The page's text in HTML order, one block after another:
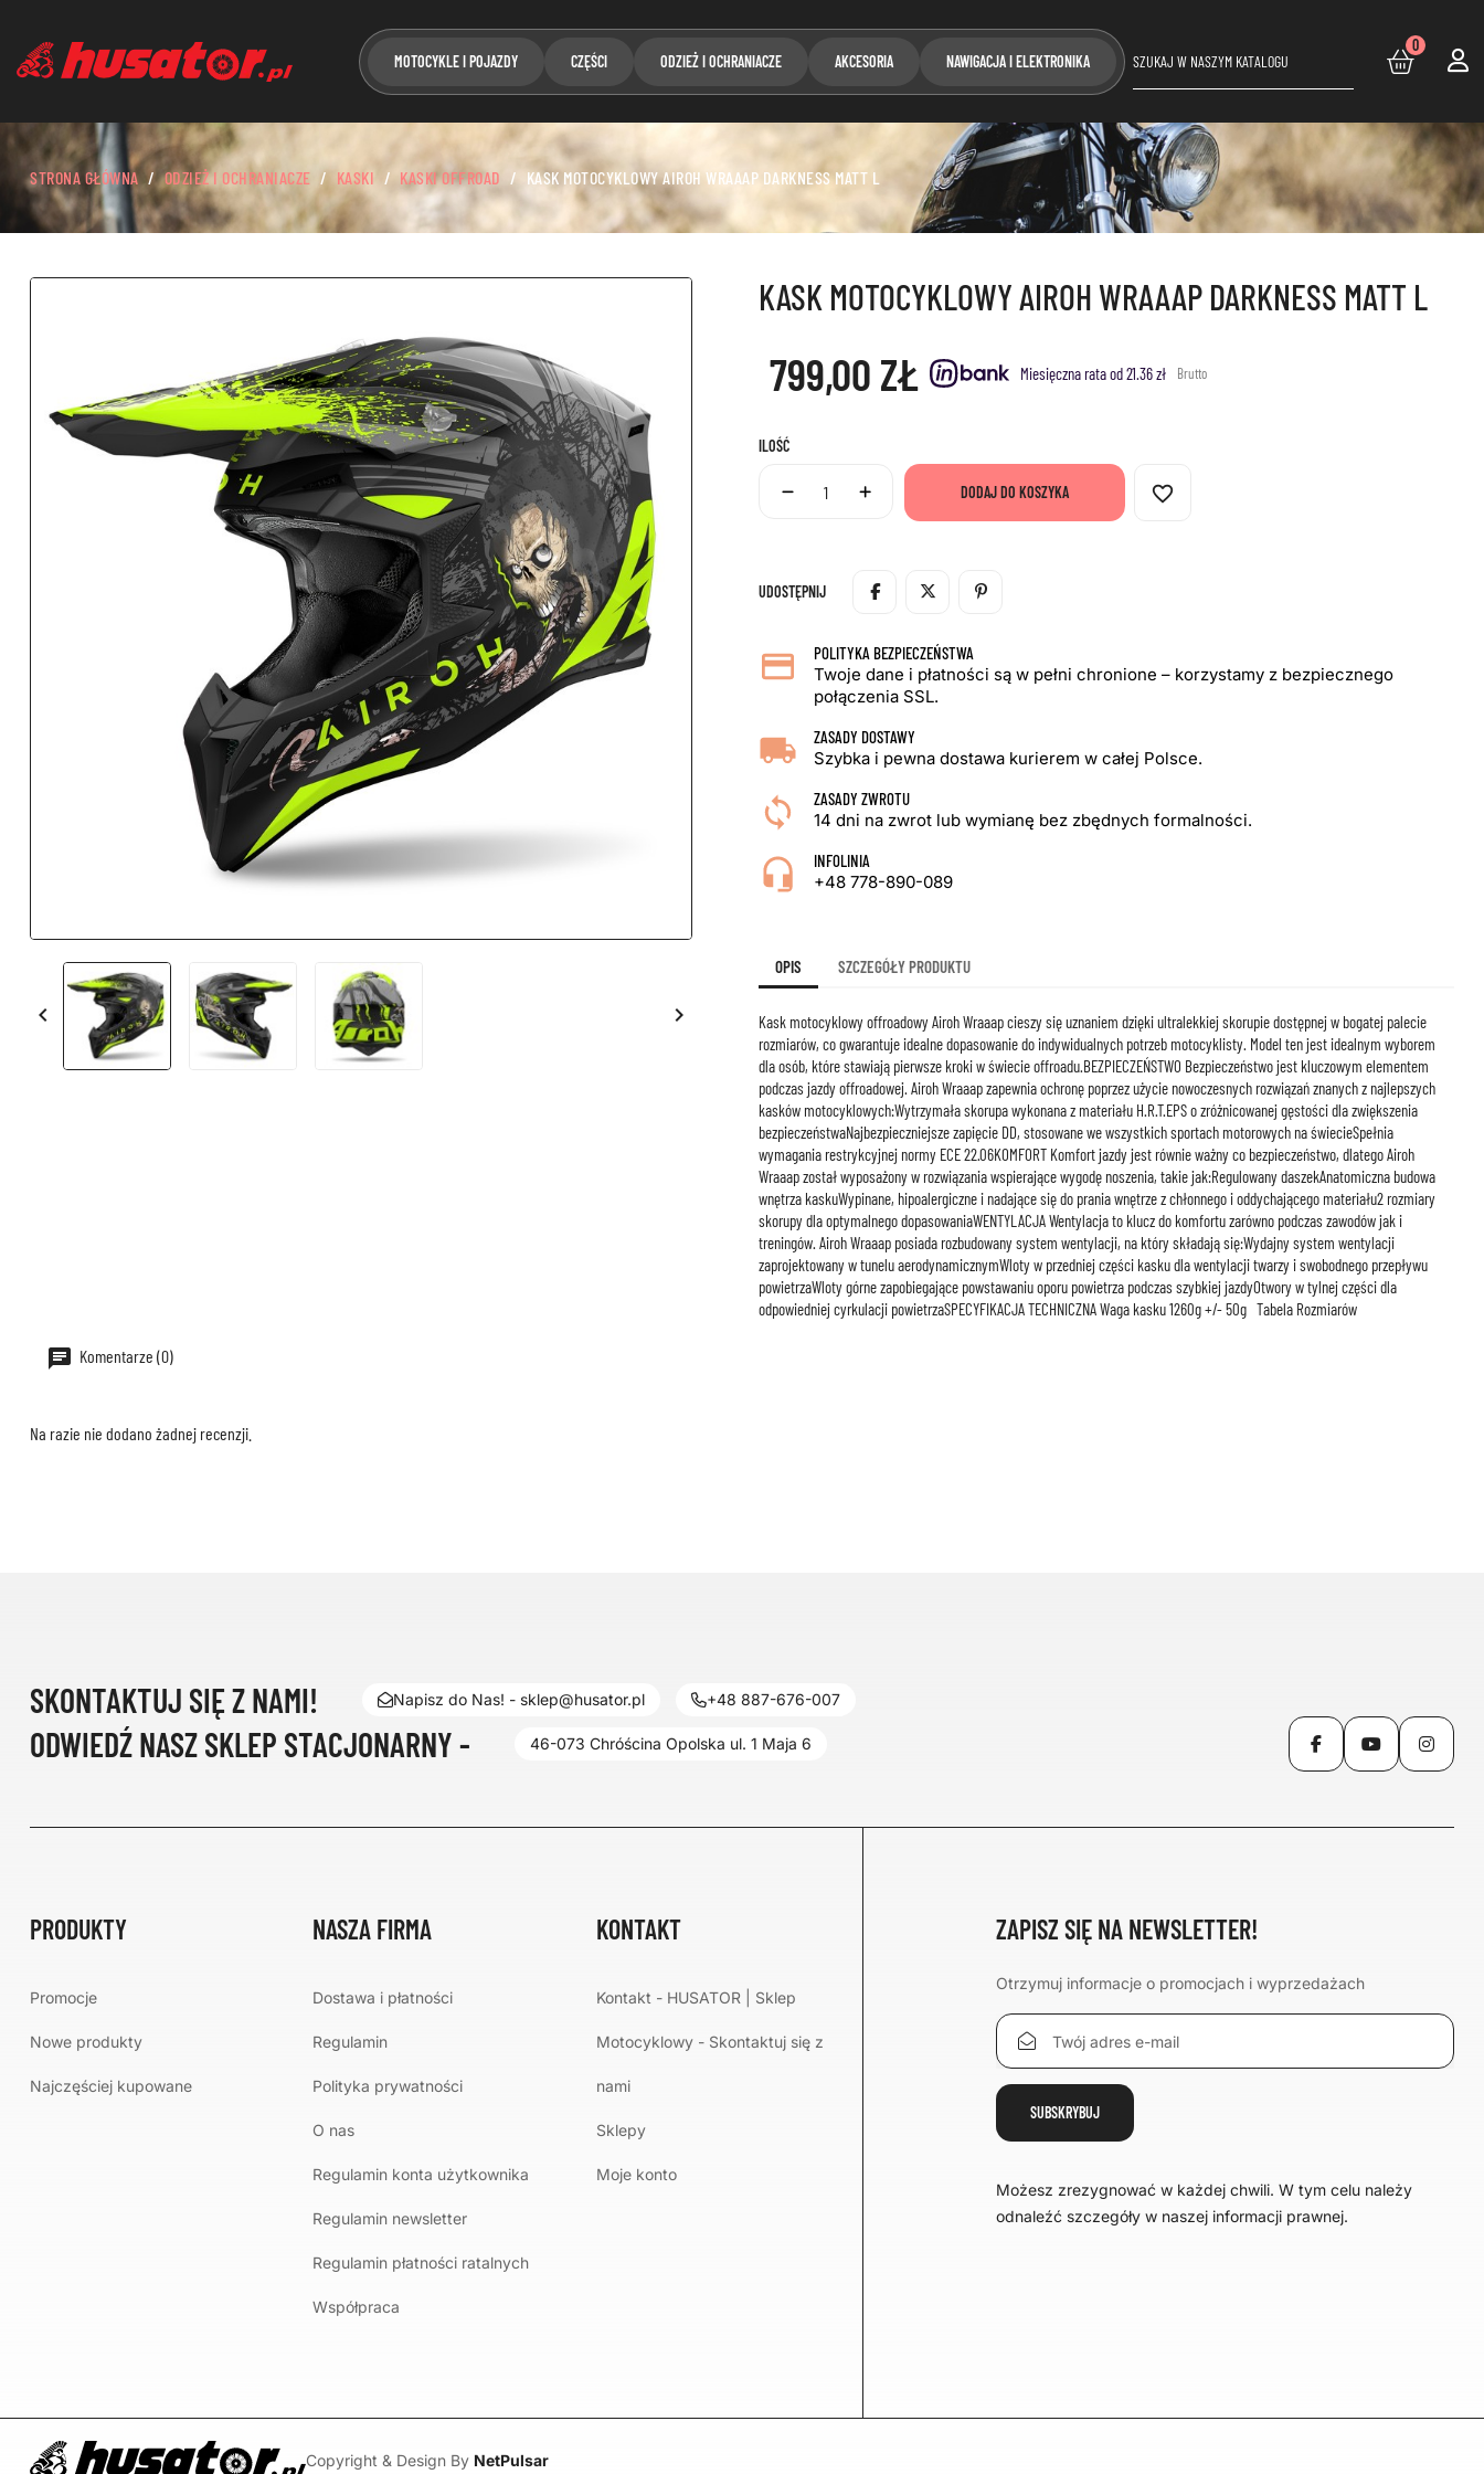
MOTOCYKLE I POJAZDY CZĘŚCI ODZIEŻ I OCHRANIACZE AKCESORIA NAWIGACJA I ELEKTRONIKA
0
STRONA GŁÓWNA ODZIEŻ I OCHRANIACZE KASKI KASKI OFFROAD KASK MOTOCYKLOWY AIROH WRAAAP DARKNESS MATT L
 
KASK MOTOCYKLOWY AIROH WRAAAP DARKNESS MATT L
799,00 ZŁ Miesięczna rata od 21.36 zł Brutto
ILOŚĆ
DODAJ DO KOSZYKA favorite_border
UDOSTĘPNIJ
POLITYKA BEZPIECZEŃSTWA
Twoje dane i płatności są w pełni chronione – korzystamy z bezpiecznego
połączenia SSL.
ZASADY DOSTAWY
Szybka i pewna dostawa kurierem w całej Polsce.
ZASADY ZWROTU
14 dni na zwrot lub wymianę bez zbędnych formalności.
INFOLINIA
+48 778-890-089
OPIS SZCZEGÓŁY PRODUKTU
Kask motocyklowy offroadowy Airoh Wraaap cieszy się uznaniem dzięki ultralekkiej skorupie dostępnej w bogatej palecie
rozmiarów, co gwarantuje idealne dopasowanie do indywidualnych potrzeb motocyklisty. Model ten jest idealnym wyborem
dla osób, które stawiają pierwsze kroki w świecie offroadu.BEZPIECZEŃSTWO Bezpieczeństwo jest kluczowym elementem
podczas jazdy offroadowej. Airoh Wraaap zapewnia ochronę poprzez użycie nowoczesnych rozwiązań znanych z najlepszych
kasków motocyklowych:Wytrzymała skorupa wykonana z materiału H.R.T.EPS o zróżnicowanej gęstości dla zwiększenia
bezpieczeństwaNajbezpieczniejsze zapięcie DD, stosowane we wszystkich sportach motorowych na świecieSpełnia
wymagania restrykcyjnej normy ECE 22.06KOMFORT Komfort jazdy jest równie ważny co bezpieczeństwo, dlatego Airoh
Wraaap został wyposażony w rozwiązania wspierające wygodę noszenia, takie jak:Regulowany daszekAnatomiczna budowa
wnętrza kaskuWypinane, hipoalergiczne i nadające się do prania wnętrze z chłonnego i oddychającego materiału2 rozmiary
skorupy dla optymalnego dopasowaniaWENTYLACJA Wentylacja to klucz do komfortu zarówno podczas zawodów jak i
treningów. Airoh Wraaap posiada rozbudowany system wentylacji, na który składają się:Wydajny system wentylacji
zaprojektowany w tunelu aerodynamicznymWloty w przedniej części kasku dla wentylacji twarzy i swobodnego przepływu
powietrzaWloty górne zapobiegające powstawaniu oporu powietrza podczas szybkiej jazdyOtwory w tylnej części dla
odpowiedniej cyrkulacji powietrzaSPECYFIKACJA TECHNICZNA Waga kasku 1260g +/- 50g Tabela Rozmiarów
Komentarze (0)
Na razie nie dodano żadnej recenzji.
SKONTAKTUJ SIĘ Z NAMI! Napisz do Nas! - sklep@husator.pl +48 887-676-007
ODWIEDŹ NASZ SKLEP STACJONARNY - 46-073 Chróścina Opolska ul. 1 Maja 6
FacebookYouTube
PRODUKTY
Promocje
Nowe produkty
Najczęściej kupowane
NASZA FIRMA
Dostawa i płatności
Regulamin
Polityka prywatności
O nas
Regulamin konta użytkownika
Regulamin newsletter
Regulamin płatności ratalnych
Współpraca
KONTAKT
Kontakt - HUSATOR | Sklep
Motocyklowy - Skontaktuj się z
nami
Sklepy
Moje konto
ZAPISZ SIĘ NA NEWSLETTER!
Otrzymuj informacje o promocjach i wyprzedażach
Możesz zrezygnować w każdej chwili. W tym celu należy
odnaleźć szczegóły w naszej informacji prawnej.
Copyright & Design By NetPulsar